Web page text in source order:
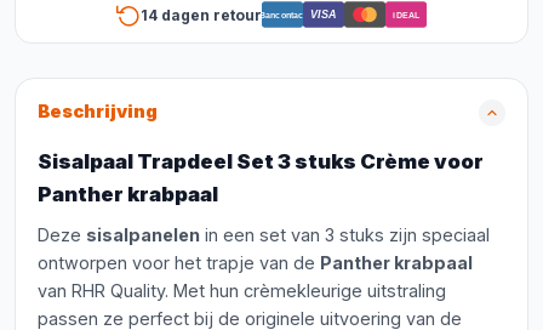
14 dagen retourBancontact VISA iDEAL
Beschrijving
Sisalpaal Trapdeel Set 3 stuks Crème voor
Panther krabpaal
Deze sisalpanelen in een set van 3 stuks zijn speciaal
ontworpen voor het trapje van de Panther krabpaal
van RHR Quality. Met hun crèmekleurige uitstraling
passen ze perfect bij de originele uitvoering van de